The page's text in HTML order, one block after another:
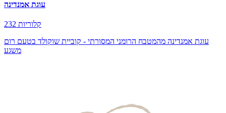
עוגת אמנדינה
232 קלוריות
עוגת אמנדינה מהמטבח הרומני המסורתי - קוביית שוקולד בטעם רום
משגע